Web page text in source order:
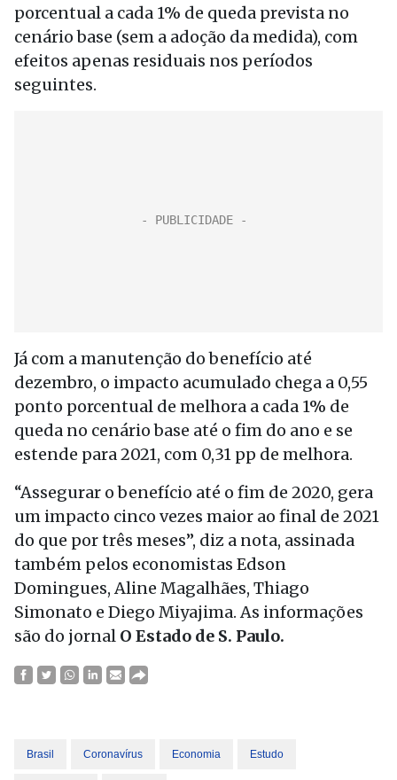
porcentual a cada 1% de queda prevista no
cenário base (sem a adoção da medida), com
efeitos apenas residuais nos períodos
seguintes.
Já com a manutenção do benefício até
dezembro, o impacto acumulado chega a 0,55
ponto porcentual de melhora a cada 1% de
queda no cenário base até o fim do ano e se
estende para 2021, com 0,31 pp de melhora.
“Assegurar o benefício até o fim de 2020, gera
um impacto cinco vezes maior ao final de 2021
do que por três meses”, diz a nota, assinada
também pelos economistas Edson
Domingues, Aline Magalhães, Thiago
Simonato e Diego Miyajima. As informações
são do jornal O Estado de S. Paulo.
Brasil Coronavírus Economia Estudo